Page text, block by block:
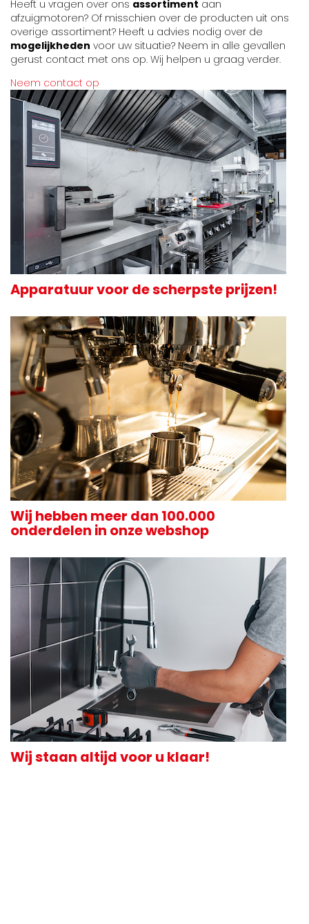
Heeft u vragen over ons assortiment aan
afzuigmotoren? Of misschien over de producten uit ons
overige assortiment? Heeft u advies nodig over de
mogelijkheden voor uw situatie? Neem in alle gevallen
gerust contact met ons op. Wij helpen u graag verder.
Neem contact op
Apparatuur voor de scherpste prijzen!
Wij hebben meer dan 100.000
onderdelen in onze webshop
Wij staan altijd voor u klaar!